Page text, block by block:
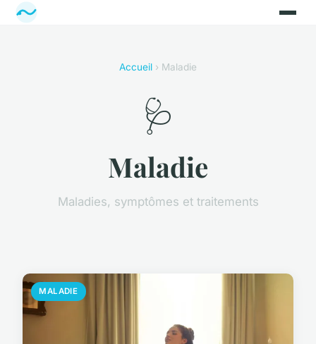
Accueil › Maladie
🩺
Maladie
Maladies, symptômes et traitements
MALADIE